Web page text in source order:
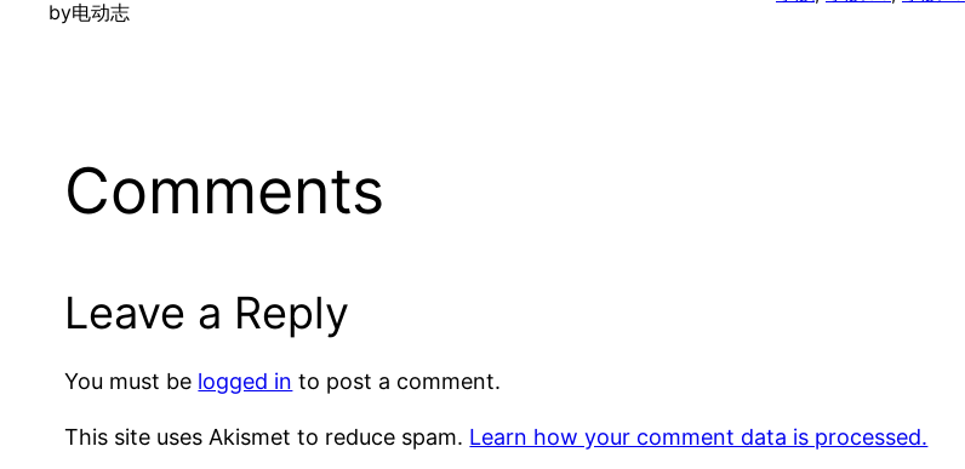
by电动志
Comments
Leave a Reply
You must be logged in to post a comment.
This site uses Akismet to reduce spam. Learn how your comment data is processed.